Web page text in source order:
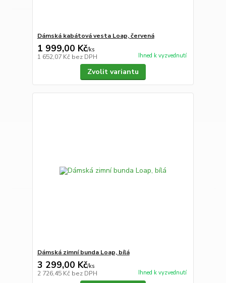
Dámská kabátová vesta Loap, červená
1 999,00 Kč/ks
1 652,07 Kč bez DPH Ihned k vyzvednutí
Zvolit variantu
Dámská zimní bunda Loap, bílá
3 299,00 Kč/ks
2 726,45 Kč bez DPH Ihned k vyzvednutí